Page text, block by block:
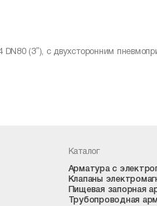
DN80 (3″), с двухсторонним
Каталог
Арматура с
Клапаны
Пищевая запорная
Трубопроводная